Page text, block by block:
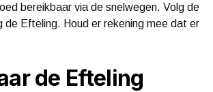
bereikbaar via de snelwegen. Volg de
de Efteling. Houd er rekening mee dat er
de Efteling